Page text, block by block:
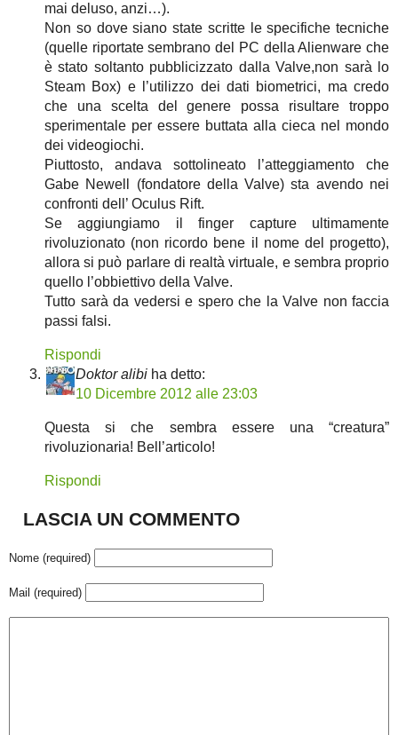
mai deluso, anzi…).
Non so dove siano state scritte le specifiche tecniche
(quelle riportate sembrano del PC della Alienware che
è stato soltanto pubblicizzato dalla Valve,non sarà lo
Steam Box) e l’utilizzo dei dati biometrici, ma credo
che una scelta del genere possa risultare troppo
sperimentale per essere buttata alla cieca nel mondo
dei videogiochi.
Piuttosto, andava sottolineato l’atteggiamento che
Gabe Newell (fondatore della Valve) sta avendo nei
confronti dell’ Oculus Rift.
Se aggiungiamo il finger capture ultimamente
rivoluzionato (non ricordo bene il nome del progetto),
allora si può parlare di realtà virtuale, e sembra proprio
quello l’obbiettivo della Valve.
Tutto sarà da vedersi e spero che la Valve non faccia
passi falsi.
Rispondi
Doktor alibi ha detto:
10 Dicembre 2012 alle 23:03
Questa si che sembra essere una “creatura”
rivoluzionaria! Bell’articolo!
Rispondi
LASCIA UN COMMENTO
Nome (required)
Mail (required)